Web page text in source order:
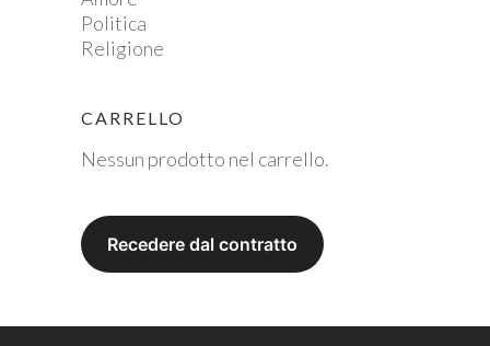
Politica
Religione
CARRELLO
Nessun prodotto nel carrello.